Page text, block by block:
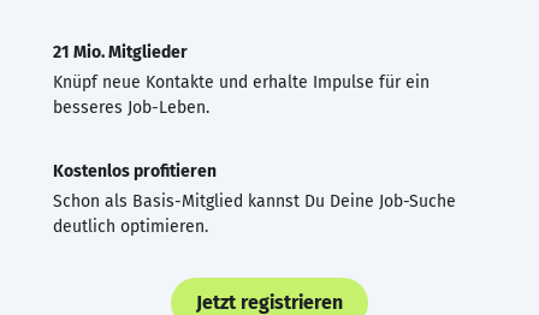
21 Mio. Mitglieder
Knüpf neue Kontakte und erhalte Impulse für ein
besseres Job-Leben.
Kostenlos profitieren
Schon als Basis-Mitglied kannst Du Deine Job-Suche
deutlich optimieren.
Jetzt registrieren